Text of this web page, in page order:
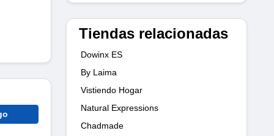
Tiendas relacionadas
Dowinx ES
By Laima
Vistiendo Hogar
Natural Expressions
Chadmade